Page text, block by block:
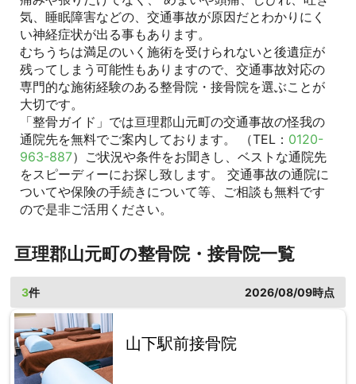
気、睡眠障害などの、交通事故が原因だとわかりにく
い神経症状が出る事もあります。
むちうちは満足のいく施術を受けられないと後遺症が
残ってしまう可能性もありますので、交通事故対応の
専門的な施術経験のある整骨院・接骨院を選ぶことが
大切です。
「整骨ガイド」では亘理郡山元町の交通事故の怪我の
通院先を無料でご案内しております。 （TEL： 0120-
963-887）ご状況や条件をお聞きし、ベストな通院先
をスピーディーにお探し致します。 交通事故の通院に
ついてや保険の手続きについて等、ご相談も無料です
ので是非ご活用ください。
亘理郡山元町の整骨院・接骨院一覧
3件 2026/08/09時点
山下駅前接骨院